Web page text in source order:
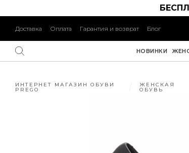
Доставка Оплата Гарантия и возврат Блог
НОВИНКИ
ИНТЕРНЕТ МАГАЗИН ОБУВИ
PREGO
ЖЕНСКАЯ
ОБУВЬ